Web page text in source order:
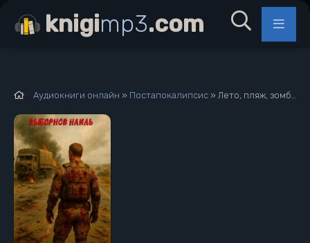
Аудиокниги онлайн » Постапокалипсис » Лето, пляж, зомби 9 - Наиль Выборнов
knigimp3.com